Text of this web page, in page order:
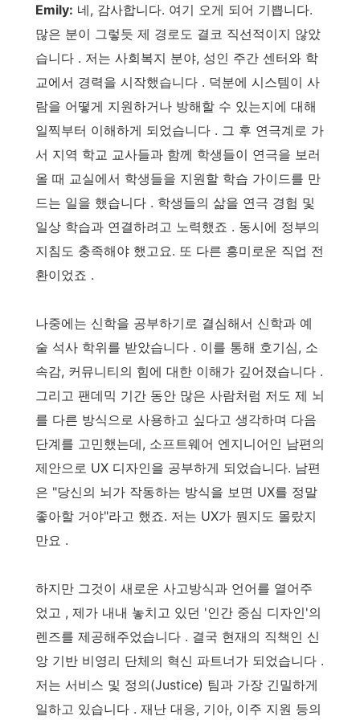
Emily: 네, 감사합니다. 여기 오게 되어 기쁩니다.
많은 분이 그렇듯 제 경로도 결코 직선적이지 않았
습니다 . 저는 사회복지 분야, 성인 주간 센터와 학
교에서 경력을 시작했습니다 . 덕분에 시스템이 사
람을 어떻게 지원하거나 방해할 수 있는지에 대해
일찍부터 이해하게 되었습니다 . 그 후 연극계로 가
서 지역 학교 교사들과 함께 학생들이 연극을 보러
올 때 교실에서 학생들을 지원할 학습 가이드를 만
드는 일을 했습니다 . 학생들의 삶을 연극 경험 및
일상 학습과 연결하려고 노력했죠 . 동시에 정부의
지침도 충족해야 했고요. 또 다른 흥미로운 직업 전
환이었죠 .
나중에는 신학을 공부하기로 결심해서 신학과 예
술 석사 학위를 받았습니다 . 이를 통해 호기심, 소
속감, 커뮤니티의 힘에 대한 이해가 깊어졌습니다 .
그리고 팬데믹 기간 동안 많은 사람처럼 저도 제 뇌
를 다른 방식으로 사용하고 싶다고 생각하며 다음
단계를 고민했는데, 소프트웨어 엔지니어인 남편의
제안으로 UX 디자인을 공부하게 되었습니다. 남편
은 "당신의 뇌가 작동하는 방식을 보면 UX를 정말
좋아할 거야"라고 했죠. 저는 UX가 뭔지도 몰랐지
만요 .
하지만 그것이 새로운 사고방식과 언어를 열어주
었고 , 제가 내내 놓치고 있던 '인간 중심 디자인'의
렌즈를 제공해주었습니다 . 결국 현재의 직책인 신
앙 기반 비영리 단체의 혁신 파트너가 되었습니다 .
저는 서비스 및 정의(Justice) 팀과 가장 긴밀하게
일하고 있습니다 . 재난 대응, 기아, 이주 지원 등의